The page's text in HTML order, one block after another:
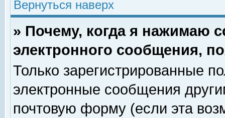
Вернуться наверх
» Почему, когда я нажимаю
электронного сообщения,
Только зарегистрированные
электронные сообщения
почтовую форму (если эта